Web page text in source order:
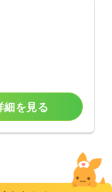
細を見る